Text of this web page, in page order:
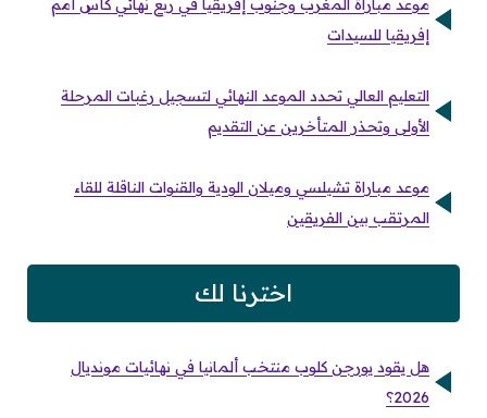
موعد مباراة المغرب وجنوب إفريقيا في ربع نهائي كأس أمم
إفريقيا للسيدات
التعليم العالي تحدد الموعد النهائي لتسجيل رغبات المرحلة
الأولى وتحذر المتأخرين عن التقديم
موعد مباراة تشيلسي وميلان الودية والقنوات الناقلة للقاء
المرتقب بين الفريقين
اخترنا لك
هل يقود يورجن كلوب منتخب ألمانيا في نهائيات مونديال
2026؟